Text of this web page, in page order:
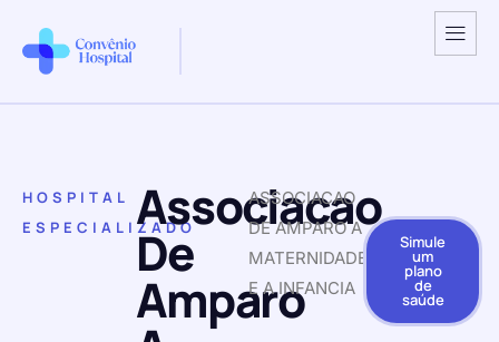
HOSPITAL
ESPECIALIZADOAssociacao
De
Amparo
ASSOCIACAO
DE AMPARO A
MATERNIDADE
E A INFANCIA
Simule
um
plano
de
saúde